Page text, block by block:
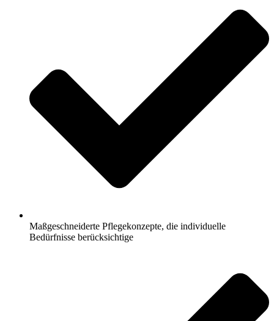
Maßgeschneiderte Pflegekonzepte, die individuelle
Bedürfnisse berücksichtige